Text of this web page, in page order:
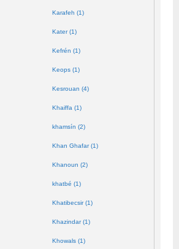
Karafeh (1)
Kater (1)
Kefrén (1)
Keops (1)
Kesrouan (4)
Khaiffa (1)
khamsín (2)
Khan Ghafar (1)
Khanoun (2)
khatbé (1)
Khatibecsir (1)
Khazindar (1)
Khowals (1)